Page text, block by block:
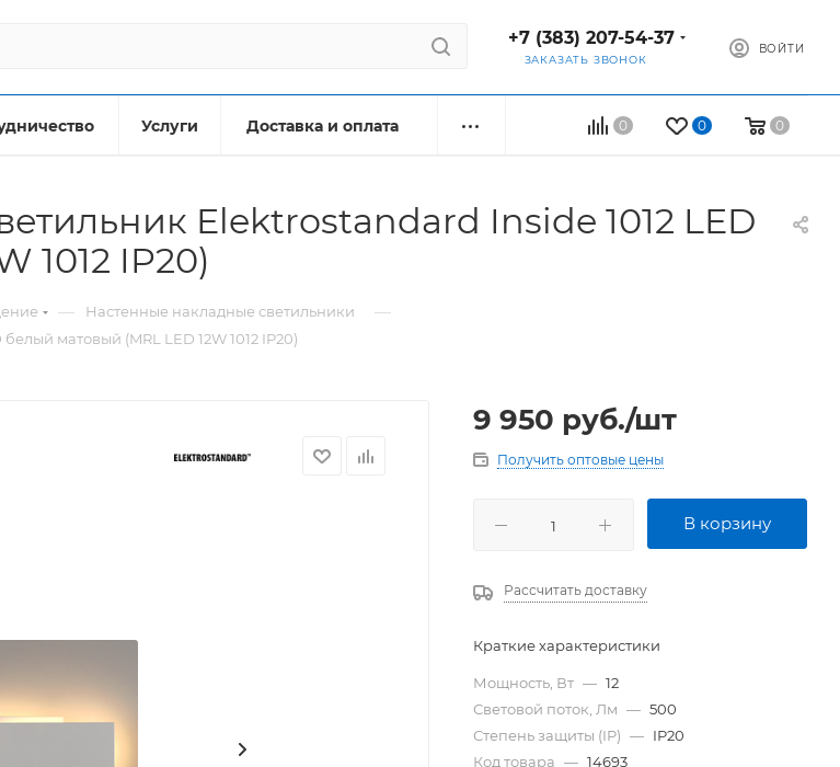
+7 (383) 207-54-37
ЗАКАЗАТЬ ЗВОНОК
ВОЙТИ
0 0 0
Услуги Доставка и оплата
Elektrostandard Inside 1012 LED
1012 IP20)
— Настенные накладные светильники —
матовый (MRL LED 12W 1012 IP20)
9 950 руб./шт
Получить оптовые цены
В корзину
Рассчитать доставку
Краткие характеристики
Мощность, Вт — 12
Световой поток, Лм — 500
Степень защиты (IP) — IP20
Код товара — 14693